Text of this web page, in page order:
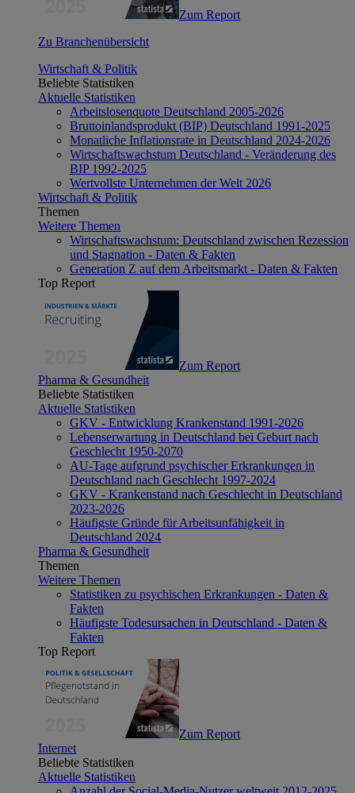
Zum Report
Zu Branchenübersicht
Wirtschaft & Politik
Beliebte Statistiken
Aktuelle Statistiken
Arbeitslosenquote Deutschland 2005-2026
Bruttoinlandsprodukt (BIP) Deutschland 1991-2025
Monatliche Inflationsrate in Deutschland 2024-2026
Wirtschaftswachstum Deutschland - Veränderung des
BIP 1992-2025
Wertvollste Unternehmen der Welt 2026
Wirtschaft & Politik
Themen
Weitere Themen
Wirtschaftswachstum: Deutschland zwischen Rezession
und Stagnation - Daten & Fakten
Generation Z auf dem Arbeitsmarkt - Daten & Fakten
Top Report
Zum Report
Pharma & Gesundheit
Beliebte Statistiken
Aktuelle Statistiken
GKV - Entwicklung Krankenstand 1991-2026
Lebenserwartung in Deutschland bei Geburt nach
Geschlecht 1950-2070
AU-Tage aufgrund psychischer Erkrankungen in
Deutschland nach Geschlecht 1997-2024
GKV - Krankenstand nach Geschlecht in Deutschland
2023-2026
Häufigste Gründe für Arbeitsunfähigkeit in
Deutschland 2024
Pharma & Gesundheit
Themen
Weitere Themen
Statistiken zu psychischen Erkrankungen - Daten &
Fakten
Häufigste Todesursachen in Deutschland - Daten &
Fakten
Top Report
Zum Report
Internet
Beliebte Statistiken
Aktuelle Statistiken